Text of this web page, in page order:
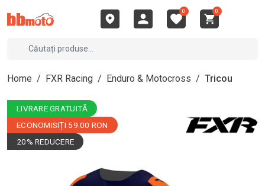
0 0
Home / FXR Racing / Enduro & Motocross / Tricou
LIVRARE GRATUITĂ
ECONOMISIȚI 59.00 RON
20% REDUCERE